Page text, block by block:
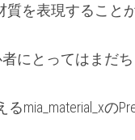
質を表現すること
にとってはまだ
mia_material_xの